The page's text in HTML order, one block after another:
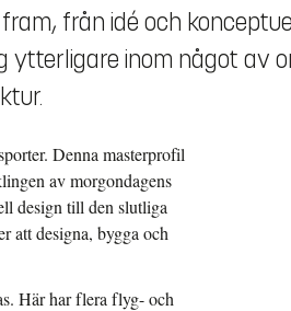
från idé och
ytterligare inom något av
Denna masterprofil
av morgondagens
design till den slutliga
att designa, bygga och
Här har flera flyg- och